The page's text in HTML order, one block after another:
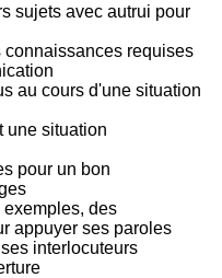
sujets avec autrui pour
requises
au cours d'une situation
une situation
pour un bon
exemples, des
appuyer ses paroles
interlocuteurs